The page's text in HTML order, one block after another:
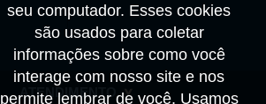
seu computador. Esses cookies
são usados para coletar
informações sobre como você
interage com nosso site e nos
permite lembrar de você. Usamos
ATENDIMENTO